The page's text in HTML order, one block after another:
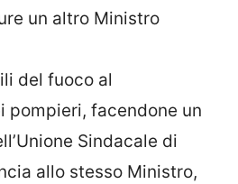
un altro Ministro
del fuoco al
pompieri, facendone un
Sindacale di
allo stesso Ministro,